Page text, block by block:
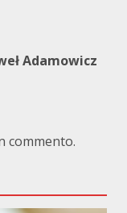
Adamowicz
commento.